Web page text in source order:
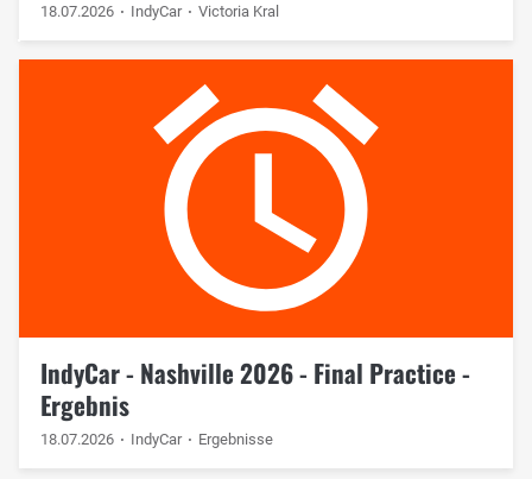
18.07.2026 IndyCar Victoria Kral
IndyCar - Nashville 2026 - Final Practice -
Ergebnis
18.07.2026 IndyCar Ergebnisse